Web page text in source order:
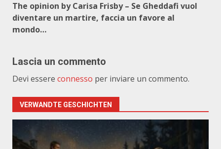
The opinion by Carisa Frisby – Se Gheddafi vuol
diventare un martire, faccia un favore al
mondo…
Lascia un commento
Devi essere connesso per inviare un commento.
VERWANDTE GESCHICHTEN